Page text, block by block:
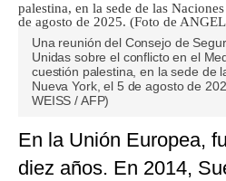
Una reunión del Consejo de
Unidas sobre el conflicto en el
cuestión palestina, en la sede de
Nueva York, el 5 de agosto de
WEISS / AFP)
En la Unión Europea,
diez años. En 2014,